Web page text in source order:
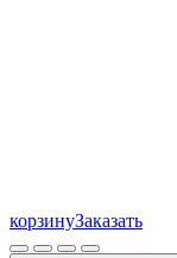
корзинуЗаказать